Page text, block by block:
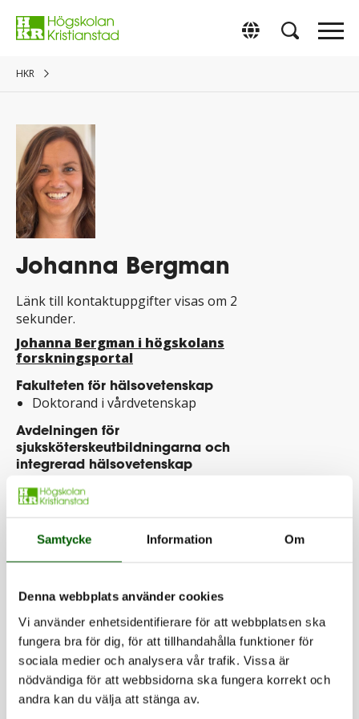
Samtycke Information Om
Denna webbplats använder cookies
Vi använder enhetsidentifierare för att webbplatsen ska
fungera bra för dig, för att tillhandahålla funktioner för
sociala medier och analysera vår trafik. Vissa är
nödvändiga för att webbsidorna ska fungera korrekt och
andra kan du välja att stänga av.
direkt
Switch to
HKR
Johanna Bergman
Länk till kontaktuppgifter visas om 2
sekunder.
Johanna Bergman i högskolans
forskningsportal
Fakulteten för hälsovetenskap
Doktorand i vårdvetenskap
Avdelningen för
sjuksköterskeutbildningarna och
integrerad hälsovetenskap
Forskningsplattformen Hälsa i
samverkan
Environments (STAGE)
Doktorand i vårdvetenskap
Dela
Dela denna sida
Dela denna sida på
Dela denna sida på X (öppnas i
Dela denna sida på Facebook (öppnas